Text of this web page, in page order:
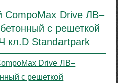
CompoMax Drive ЛВ–
с решеткой
кл.D Standartpark